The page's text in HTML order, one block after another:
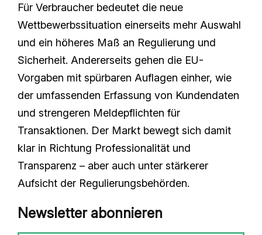
Für Verbraucher bedeutet die neue
Wettbewerbssituation einerseits mehr Auswahl
und ein höheres Maß an Regulierung und
Sicherheit. Andererseits gehen die EU-
Vorgaben mit spürbaren Auflagen einher, wie
der umfassenden Erfassung von Kundendaten
und strengeren Meldepflichten für
Transaktionen. Der Markt bewegt sich damit
klar in Richtung Professionalität und
Transparenz – aber auch unter stärkerer
Aufsicht der Regulierungsbehörden.
Newsletter abonnieren